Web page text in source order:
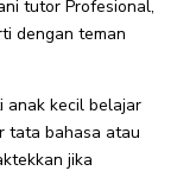
tutor Profesional,
dengan teman
anak kecil belajar
tata bahasa atau
jika